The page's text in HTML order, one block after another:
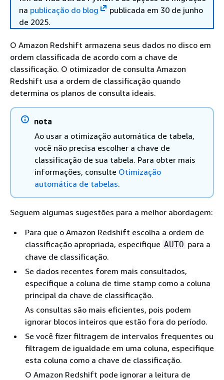
na publicação do blog
publicada em 30 de junho
de 2025.
O Amazon Redshift armazena seus dados no disco em
ordem classificada de acordo com a chave de
classificação. O otimizador de consulta Amazon
Redshift usa a ordem de classificação quando
determina os planos de consulta ideais.
nota
Ao usar a otimização automática de tabela,
você não precisa escolher a chave de
classificação de sua tabela. Para obter mais
informações, consulte Otimização
automática de tabelas.
Seguem algumas sugestões para a melhor abordagem:
Para que o Amazon Redshift escolha a ordem de
classificação apropriada, especifique AUTO para a
chave de classificação.
Se dados recentes forem mais consultados,
especifique a coluna de time stamp como a coluna
principal da chave de classificação.
As consultas são mais eficientes, pois podem
ignorar blocos inteiros que estão fora do período.
Se você fizer filtragem de intervalos frequentes ou
filtragem de igualdade em uma coluna, especifique
esta coluna como a chave de classificação.
O Amazon Redshift pode ignorar a leitura de